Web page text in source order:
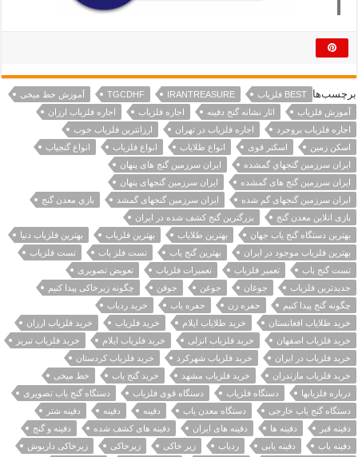
برچسب‌ها BEST فلزیاب IRANTREASURE
TGCDHF
آموزش خط میخی
آموزش فلزیاب
اثار نشانه گنج دفینه اجاره فلزیاب
اجاره فلزیاب ارزان
اجاره فلزیاب بروجرد
اجاره فلزیاب در تهران
ارزانترین فلزیاب خوب
اسکن زمین
اسکنر قوی انواع طلایاب انواع فلزیاب
انواع گنجیاب
ايران سرزمين گنجهاي گمشده
ایران سرزمین گنج های پنهان
ایران سرزمین گنج های گمشده
ایران سرزمین گنجهای پنهان
ایران سرزمین گنجهای گم شده
ایران سرزمین گنجهای گمشد
بازي معدن گنج
بازی انلاین معدن گنج
بزرگترین گنج کشف شده در ایران
بهترین دستگاه گنج یاب جهان
بهترین طلایاب بهترین فلزیاب
بهترین فلزیاب دنیا
بهترین فلزیاب موجود در ایران
بهترین گنج یاب تست فلز یاب
تست فلزیاب
تست گنج یاب
تعمیر فلزیاب تعمیرات فلزیاب
تعویض تصویری
جدیدترین فلزیاب
جوغان جوغن جوقن
چگونه زیرخاکی پیدا کنیم
چگونه گنج پیدا کنیم
حفره زن حفره یاب
خرید ردیاب
خرید طلایاب افغانستان
خرید طلایاب ایلام خرید فلزیاب
خرید فلزیاب ارزان
خرید فلزیاب اصفهان
خرید فلزیاب انزلی خرید فلزیاب ایلام
خرید فلزیاب تبریز
خرید فلزیاب در ایران
خرید فلزیاب شهرکرد
خرید فلزیاب کردستان
خرید فلزیاب مازندران
خرید فلزیاب مشهد خرید گنج یاب
خط میخی
درباره فلزیابها
دستگاه فلزیاب دستگاه قوی فلزیاب
دستگاه گنج یاب تصویری
دستگاه گنج یاب خارجی
دستگاه معدن یاب دفينه دفینه
دفینه شتر
دفینه قبر
دفینه ها دفینه های ایران دفینه های کشف شده
دفینه و گنج
دفینه یاب
دفینه یابی ردیاب زیر خاکی زیرخاکی
زیرخاکی داریوش